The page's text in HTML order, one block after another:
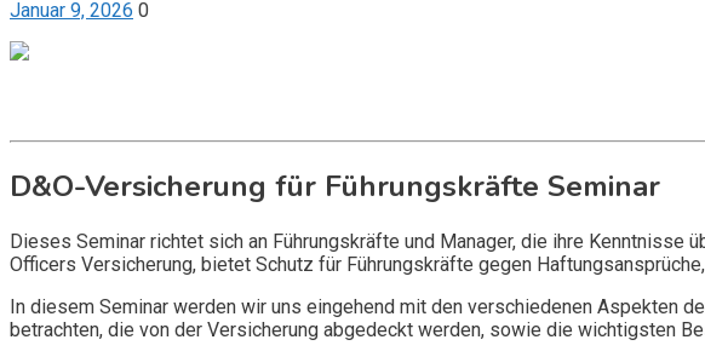
Januar 9, 2026 0
D&O-Versicherung für Führungskräfte Seminar
Dieses Seminar richtet sich an Führungskräfte und Manager, die ihre Kenntnisse
Officers Versicherung, bietet Schutz für Führungskräfte gegen
In diesem Seminar werden wir uns eingehend mit den verschiedenen Aspekten
betrachten, die von der Versicherung abgedeckt werden, sowie die wichtigsten